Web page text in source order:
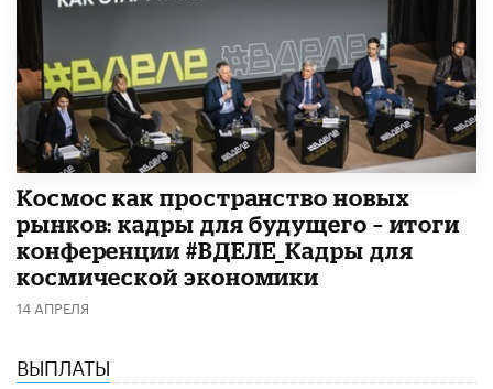
Космос как пространство новых
рынков: кадры для будущего – итоги
конференции #ВДЕЛЕ_Кадры для
космической экономики
14 АПРЕЛЯ
ВЫПЛАТЫ